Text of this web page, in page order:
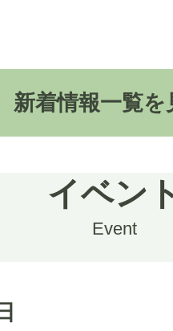
NEW
議開催案内
新着情報一覧を
イベン
Event